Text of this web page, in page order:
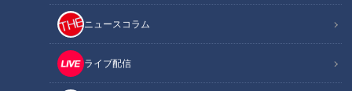
ニュースコラム
ライブ配信